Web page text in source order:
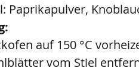
Paprikapulver,
auf 150 °C
vom Stiel